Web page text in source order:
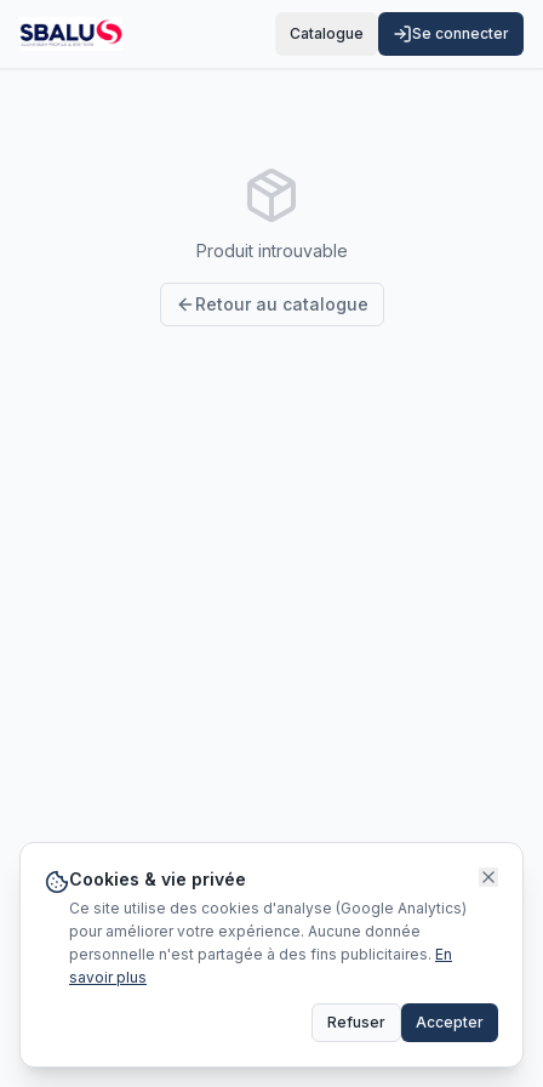
Catalogue Se connecter
Produit introuvable
Retour au catalogue
Cookies & vie privée
Ce site utilise des cookies d'analyse (Google Analytics)
pour améliorer votre expérience. Aucune donnée
personnelle n'est partagée à des fins publicitaires. En
savoir plus
Refuser Accepter